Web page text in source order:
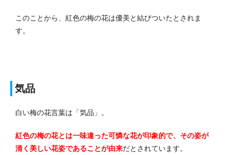
このことから、紅色の梅の花は優美と結びついたとされま
す。
気品
白い梅の花言葉は「気品」。
紅色の梅の花とは一味違った可憐な花が印象的で、その姿が
清く美しい花姿であることが由来だとされています。